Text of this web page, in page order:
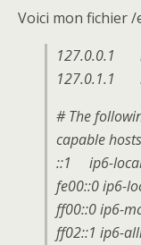
Voici mon fichier /
127.0.0.1
127.0.1.1
# The
capable hosts
::1 ip6-
fe00::0 ip6-
ff00::0 ip6-
ff02::1 ip6-